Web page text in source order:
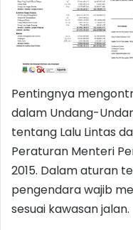
Pentingnya
dalam Undang-
tentang Lalu Lintas
Peraturan Menteri
2015. Dalam aturan
pengendara wajib
sesuai kawasan jalan.